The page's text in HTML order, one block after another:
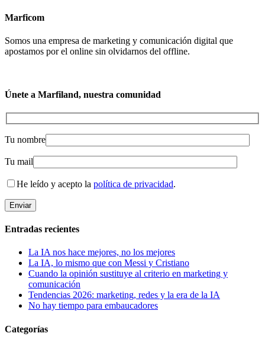
Marficom
Somos una empresa de marketing y comunicación digital que
apostamos por el online sin olvidarnos del offline.
Únete a Marfiland, nuestra comunidad
Tu nombre
Tu mail
He leído y acepto la política de privacidad.
Entradas recientes
La IA nos hace mejores, no los mejores
La IA, lo mismo que con Messi y Cristiano
Cuando la opinión sustituye al criterio en marketing y
comunicación
Tendencias 2026: marketing, redes y la era de la IA
No hay tiempo para embaucadores
Categorías